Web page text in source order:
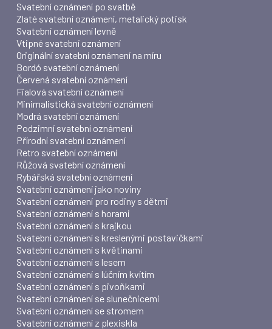
Svatební oznámení po svatbě
Zlaté svatební oznámení, metalický potisk
Svatební oznámení levně
Vtipné svatební oznámení
Originální svatební oznámení na míru
Bordó svatební oznámení
Červená svatební oznámení
Fialová svatební oznámení
Minimalistická svatební oznámení
Modrá svatební oznámení
Podzimní svatební oznámení
Přírodní svatební oznámení
Retro svatební oznámení
Růžová svatební oznámení
Rybářská svatební oznámení
Svatební oznámení jako noviny
Svatební oznámení pro rodiny s dětmi
Svatební oznámení s horami
Svatební oznámení s krajkou
Svatební oznámení s kreslenými postavičkami
Svatební oznámení s květinami
Svatební oznámení s lesem
Svatební oznámení s lúčním kvítím
Svatební oznámení s pivoňkami
Svatební oznámení se slunečnicemi
Svatební oznámení se stromem
Svatební oznámení z plexiskla